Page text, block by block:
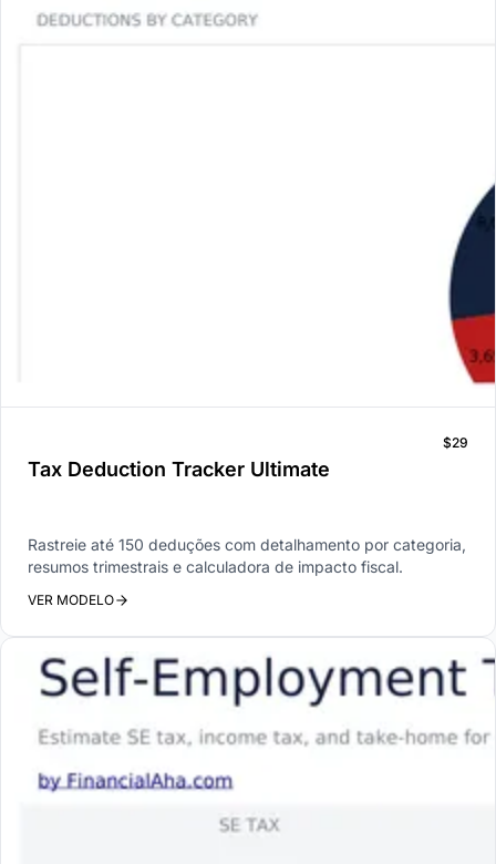
Tax Deduction Tracker Ultimate
$29
Rastreie até 150 deduções com detalhamento por categoria,
resumos trimestrais e calculadora de impacto fiscal.
VER MODELO